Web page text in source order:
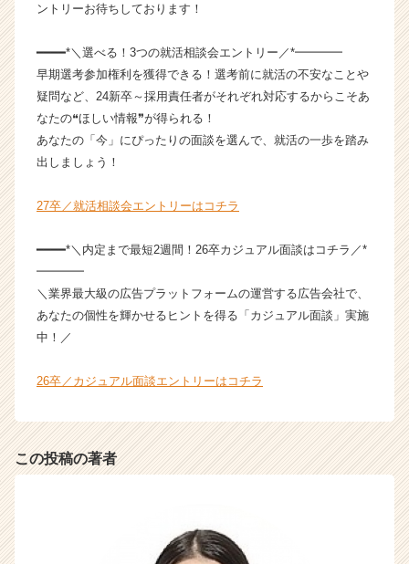
e
C
a
e
e
r）
ントリーお待ちしております！
━━━━*＼選べる！3つの就活相談会エントリー／*━━━━
早期選考参加権利を獲得できる！選考前に就活の不安なことや
疑問など、24新卒～採用責任者がそれぞれ対応するからこそあ
なたの❝ほしい情報❞が得られる！
あなたの「今」にぴったりの面談を選んで、就活の一歩を踏み
出しましょう！
27卒／就活相談会エントリーはコチラ
━━━━*＼内定まで最短2週間！26卒カジュアル面談はコチラ／*
━━━━
＼業界最大級の広告プラットフォームの運営する広告会社で、
あなたの個性を輝かせるヒントを得る「カジュアル面談」実施
中！／
26卒／カジュアル面談エントリーはコチラ
この投稿の著者